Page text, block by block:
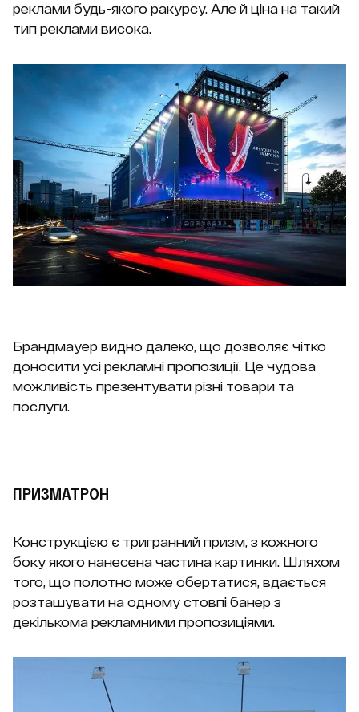
реклами будь-якого ракурсу. Але й ціна на такий
тип реклами висока.
Брандмауер видно далеко, що дозволяє чітко
доносити усі рекламні пропозиції. Це чудова
можливість презентувати різні товари та
послуги.
ПРИЗМАТРОН
Конструкцією є тригранний призм, з кожного
боку якого нанесена частина картинки. Шляхом
того, що полотно може обертатися, вдається
розташувати на одному стовпі банер з
декількома рекламними пропозиціями.